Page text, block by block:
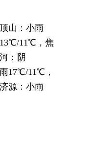
山：小雨
11℃，焦
：阴
17℃/11℃，
源：小雨